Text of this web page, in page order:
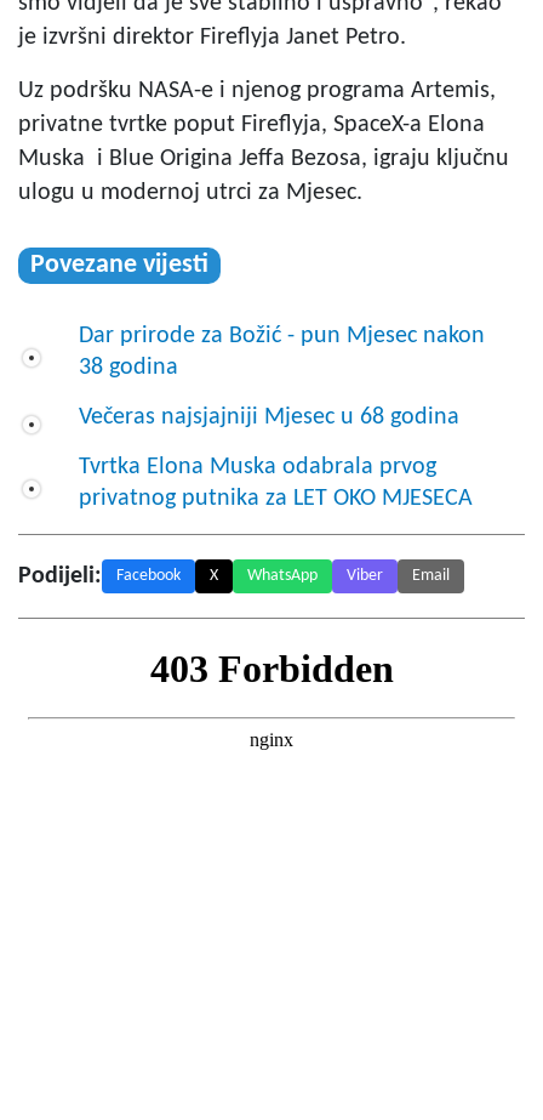
je izvršni direktor Fireflyja Janet Petro.
Uz podršku NASA-e i njenog programa Artemis,
privatne tvrtke poput Fireflyja, SpaceX-a Elona
Muska i Blue Origina Jeffa Bezosa, igraju ključnu
ulogu u modernoj utrci za Mjesec.
Povezane vijesti
Dar prirode za Božić - pun Mjesec nakon
38 godina
Večeras najsjajniji Mjesec u 68 godina
Tvrtka Elona Muska odabrala prvog
privatnog putnika za LET OKO MJESECA
Podijeli: Facebook X WhatsApp Viber Email